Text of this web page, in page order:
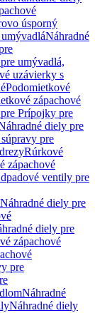
úsporný
Náhradné
umývadlá,
uzávierky s
Podomietkové
zápachové
Prípojky pre
diely pre
pre
Rúrkové
zápachové
ventily pre
Náhradné diely pre
diely pre
zápachové
pre
Náhradné
Náhradné diely